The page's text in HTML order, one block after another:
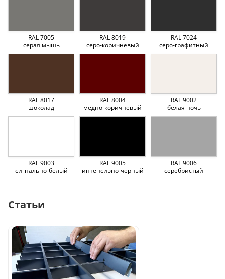
RAL 7005
серая мышь
RAL 8019
серо-коричневый
RAL 7024
серо-графитный
RAL 8017
шоколад
RAL 8004
медно-коричневый
RAL 9002
белая ночь
RAL 9003
сигнально-белый
RAL 9005
интенсивно-чёрный
RAL 9006
серебристый
Статьи